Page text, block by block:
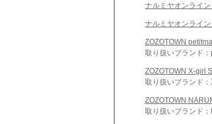
ナルミヤオンライ
ナルミヤオンライ
ZOZOTOWN
取り扱いブランド
ZOZOTOWN X-girl
取り扱いブランド
ZOZOTOWN
取り扱いブランド